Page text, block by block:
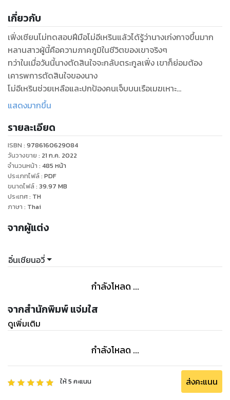
เกี่ยวกับ
เฟิ่งเชียนโม่ทดสอบฝีมือโม่อีเหรินแล้วได้รู้ว่านางเก่งกาจขึ้นมาก
หลานสาวผู้นี้คือความภาคภูมิในชีวิตของเขาจริงๆ
ทว่าในเมื่อวันนี้นางตัดสินใจจะกลับตระกูลเฟิ่ง เขาก็ย่อมต้อง
เคารพการตัดสินใจของนาง
โม่อีเหรินช่วยเหลือและปกป้องคนเจ็บบนเรือเมฆเหาะ
จุดมุ่งหมายของทุกคนคือไปให้ไกลจากที่ที่มีการต่อสู้เหล่านั้น
เพราะตระกูลเสวียนหมิง ตระกูลไป่หลี่ และกลุ่มคนชุดดำต่างแยก
กันไปตีเมืองต่างๆ แล้ว
ไฟสงครามปะทุ พวกโม่อีเหรินไม่มีทางยอมอยู่นิ่งเฉย
เจอคนฆ่าคน เจอสัตว์ร้ายก็ฆ่าสัตว์ร้าย ไม่มีท่าทีกลัวเกรง
ในเมื่ออยู่ร่วมกันดีๆ ไม่ได้ ก็จงมาลองลิ้มชิมอาวุธของไป่หลี่จิงหง
แสดงมากขึ้น
รายละเอียด
ISBN : 9786160629084
วันวางขาย : 21 ก.ค. 2022
จำนวนหน้า : 485 หน้า
ประเภทไฟล์: PDF
ขนาดไฟล์: 39.97 MB
ประเทศ: TH
ภาษา : Thai
จากผู้แต่ง
อิ๋นเชียนอวี่
กำลังโหลด ...
จากสำนักพิมพ์ แจ่มใส
ดูเพิ่มเติม
กำลังโหลด ...
ให้5 คะแนน ส่งคะแนน